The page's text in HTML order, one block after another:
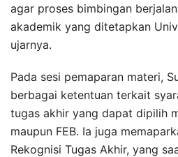
agar proses bimbingan
akademik yang ditetapkan
ujarnya.
Pada sesi pemaparan materi,
berbagai ketentuan terkait
tugas akhir yang dapat dipilih
maupun FEB. Ia juga
Rekognisi Tugas Akhir, yang